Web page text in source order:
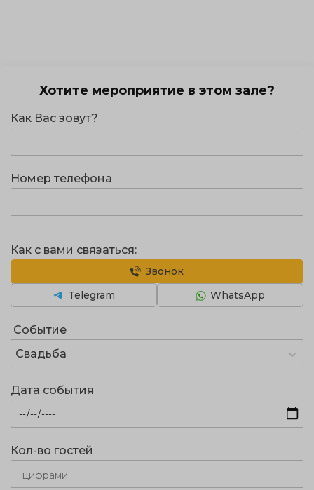
Хотите мероприятие в этом зале?
Как Вас зовут?
Номер телефона
Событие
Свадьба
Дата события
Кол-во гостей
Как с вами связаться:
Звонок
WhatsApp
Telegram